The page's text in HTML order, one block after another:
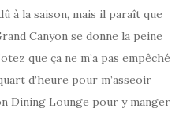
à la saison, mais il paraît que
Canyon se donne la peine
que ça ne m’a pas empêché
d’heure pour m’asseoir
Dining Lounge pour y manger